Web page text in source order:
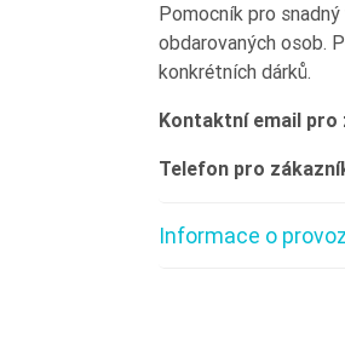
Pomocník pro
obdarovaných osob.
konkrétních dárků.
Kontaktní email pro
Telefon pro
Informace o